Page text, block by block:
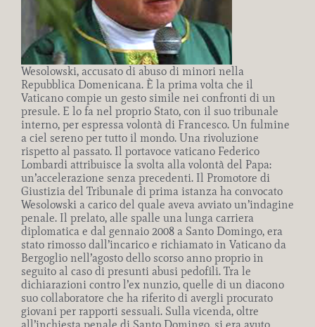
Wesolowski, accusato di abuso di minori nella
Repubblica Domenicana. È la prima volta che il
Vaticano compie un gesto simile nei confronti di un
presule. E lo fa nel proprio Stato, con il suo tribunale
interno, per espressa volontà di Francesco. Un fulmine
a ciel sereno per tutto il mondo. Una rivoluzione
rispetto al passato. Il portavoce vaticano Federico
Lombardi attribuisce la svolta alla volontà del Papa:
un’accelerazione senza precedenti. Il Promotore di
Giustizia del Tribunale di prima istanza ha convocato
Wesolowski a carico del quale aveva avviato un’indagine
penale. Il prelato, alle spalle una lunga carriera
diplomatica e dal gennaio 2008 a Santo Domingo, era
stato rimosso dall’incarico e richiamato in Vaticano da
Bergoglio nell’agosto dello scorso anno proprio in
seguito al caso di presunti abusi pedofili. Tra le
dichiarazioni contro l’ex nunzio, quelle di un diacono
suo collaboratore che ha riferito di avergli procurato
giovani per rapporti sessuali. Sulla vicenda, oltre